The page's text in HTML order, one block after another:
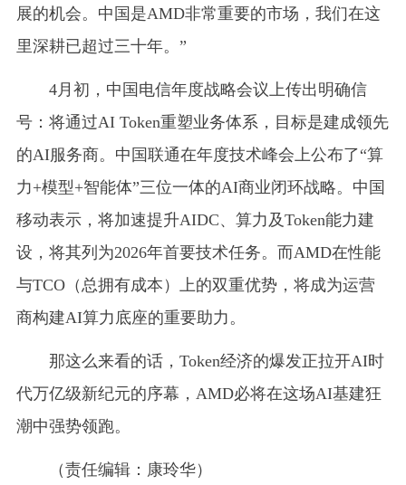
展的机会。中国是AMD非常重要的市场，我们在这
里深耕已超过三十年。”
4月初，中国电信年度战略会议上传出明确信
号：将通过AI Token重塑业务体系，目标是建成领先
的AI服务商。中国联通在年度技术峰会上公布了“算
力+模型+智能体”三位一体的AI商业闭环战略。中国
移动表示，将加速提升AIDC、算力及Token能力建
设，将其列为2026年首要技术任务。而AMD在性能
与TCO（总拥有成本）上的双重优势，将成为运营
商构建AI算力底座的重要助力。
那这么来看的话，Token经济的爆发正拉开AI时
代万亿级新纪元的序幕，AMD必将在这场AI基建狂
潮中强势领跑。
（责任编辑：康玲华）